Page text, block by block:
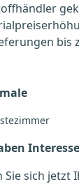
bis
Sie sich jetzt